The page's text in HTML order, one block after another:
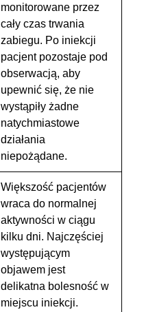
monitorowane przez
cały czas trwania
zabiegu. Po iniekcji
pacjent pozostaje pod
obserwacją, aby
upewnić się, że nie
wystąpiły żadne
natychmiastowe
działania
niepożądane.
Większość pacjentów
wraca do normalnej
aktywności w ciągu
kilku dni. Najczęściej
występującym
objawem jest
delikatna bolesność w
miejscu iniekcji.